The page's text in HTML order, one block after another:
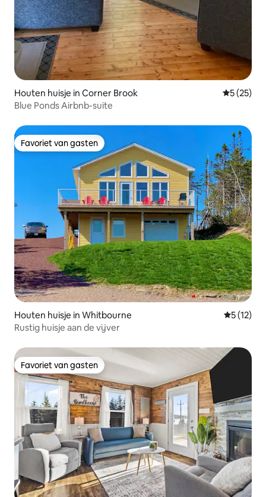
Houten huisje in Corner Brook
5 (25)
Blue Ponds Airbnb-suite
Favoriet van gasten
Favoriet van gasten
Houten huisje in Whitbourne
5 (12)
Rustig huisje aan de vijver
Favoriet van gasten
Favoriet van gasten